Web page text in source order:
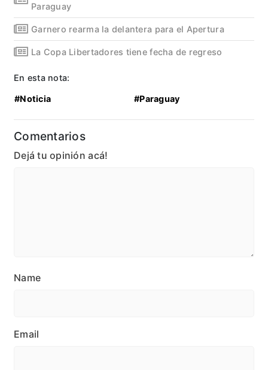
Paraguay
Garnero rearma la delantera para el Apertura
La Copa Libertadores tiene fecha de regreso
En esta nota:
#Noticia #Paraguay
Comentarios
Dejá tu opinión acá!
Name
Email